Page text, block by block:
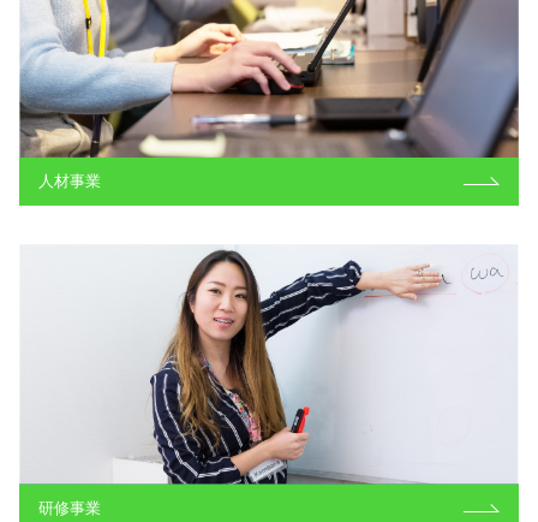
人材事業
研修事業